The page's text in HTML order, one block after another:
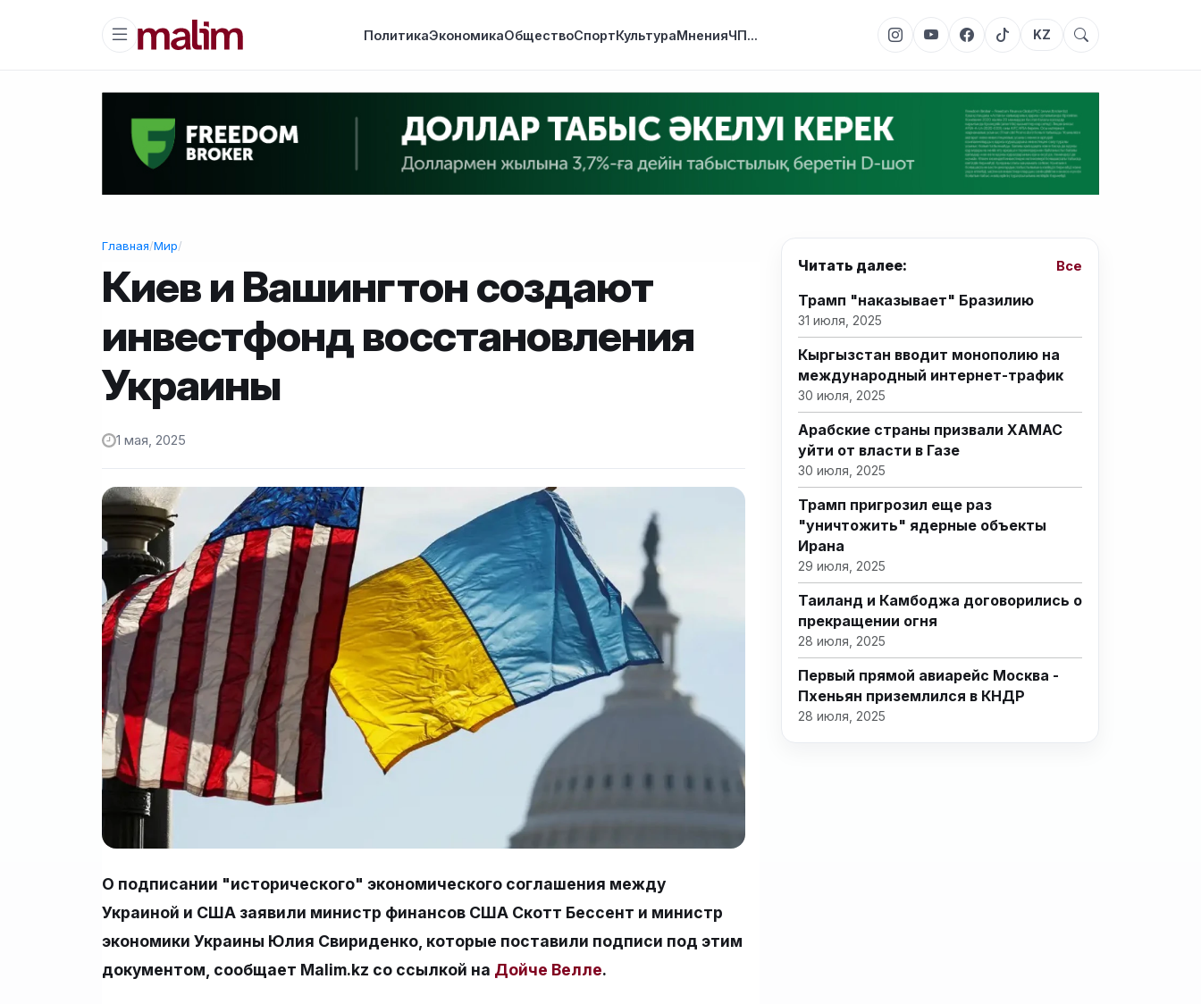
ПолитикаЭкономикаОбществоСпортКультураМненияЧП... KZ
Главная/Мир/
Киев и Вашингтон создают
инвестфонд восстановления
Украины
1 мая, 2025
О подписании "исторического" экономического соглашения между
Украиной и США заявили министр финансов США Скотт Бессент и министр
экономики Украины Юлия Свириденко, которые поставили подписи под этим
документом, сообщает Malim.kz со ссылкой на Дойче Велле.
Читать далее: Все
Трамп "наказывает" Бразилию
31 июля, 2025
Кыргызстан вводит монополию на
международный интернет-трафик
30 июля, 2025
Арабские страны призвали ХАМАС
уйти от власти в Газе
30 июля, 2025
Трамп пригрозил еще раз
"уничтожить" ядерные объекты
Ирана
29 июля, 2025
Таиланд и Камбоджа договорились о
прекращении огня
28 июля, 2025
Первый прямой авиарейс Москва -
Пхеньян приземлился в КНДР
28 июля, 2025